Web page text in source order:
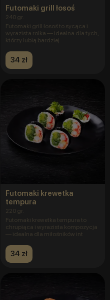
Futomaki grill łosoś
240 gr.
Futomaki grill łosoś to sycąca i
wyrazista rolka — idealna dla tych,
którzy lubią bardziej
34 zł
Futomaki krewetka
tempura
220 gr.
Futomaki krewetka tempura to
chrupiąca i wyrazista kompozycja
— idealna dla miłośników int
34 zł